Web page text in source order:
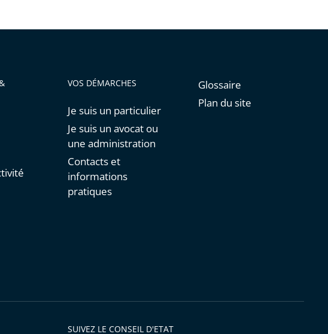
VOS DÉMARCHES
Je suis un particulier
Je suis un avocat ou
une administration
Contacts et
informations
pratiques
Glossaire
Plan du site
SUIVEZ LE CONSEIL D'ETAT